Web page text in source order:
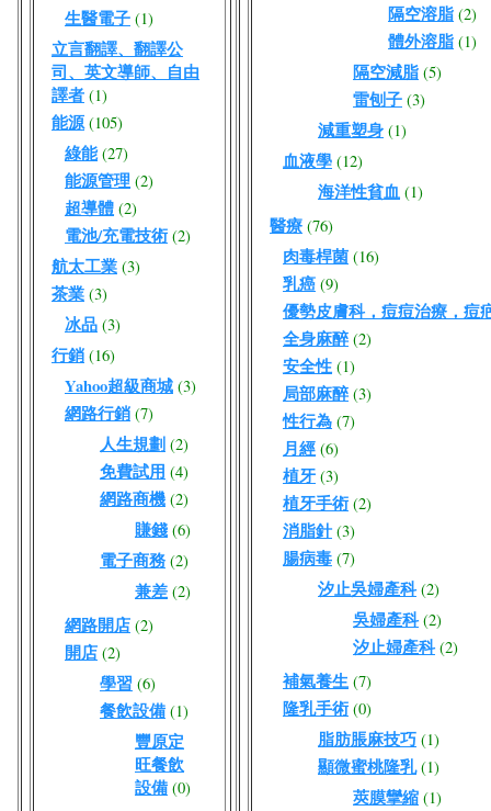
生醫電子 (1)
立言翻譯、翻譯公
司、英文導師、自由
譯者 (1)
能源 (105)
綠能 (27)
能源管理 (2)
超導體 (2)
電池/充電技術 (2)
航太工業 (3)
茶業 (3)
冰品 (3)
行銷 (16)
Yahoo超級商城 (3)
網路行銷 (7)
人生規劃 (2)
免費試用 (4)
網路商機 (2)
賺錢 (6)
電子商務 (2)
兼差 (2)
網路開店 (2)
開店 (2)
學習 (6)
餐飲設備 (1)
豐原定
旺餐飲
設備 (0)
隔空溶脂 (2)
體外溶脂 (1)
隔空減脂 (5)
雷刨子 (3)
減重塑身 (1)
血液學 (12)
海洋性貧血 (1)
醫療 (76)
肉毒桿菌 (16)
乳癌 (9)
優勢皮膚科，痘痘治療，痘
全身麻醉 (2)
安全性 (1)
局部麻醉 (3)
性行為 (7)
月經 (6)
植牙 (3)
植牙手術 (2)
消脂針 (3)
腸病毒 (7)
汐止吳婦產科 (2)
吳婦產科 (2)
汐止婦產科 (2)
補氣養生 (7)
隆乳手術 (0)
脂肪脹麻技巧 (1)
顯微蜜桃隆乳 (1)
莢膜攣縮 (1)